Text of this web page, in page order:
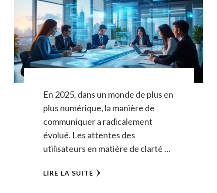
En 2025, dans un monde de plus en
plus numérique, la manière de
communiquer a radicalement
évolué. Les attentes des
utilisateurs en matière de clarté …
LIRE LA SUITE